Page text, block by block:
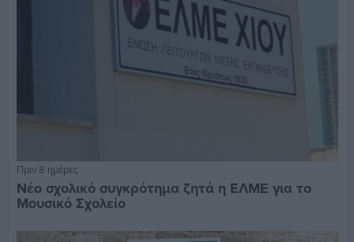
Πριν 8 ημέρες
Νέο σχολικό συγκρότημα ζητά η ΕΛΜΕ για το
Μουσικό Σχολείο